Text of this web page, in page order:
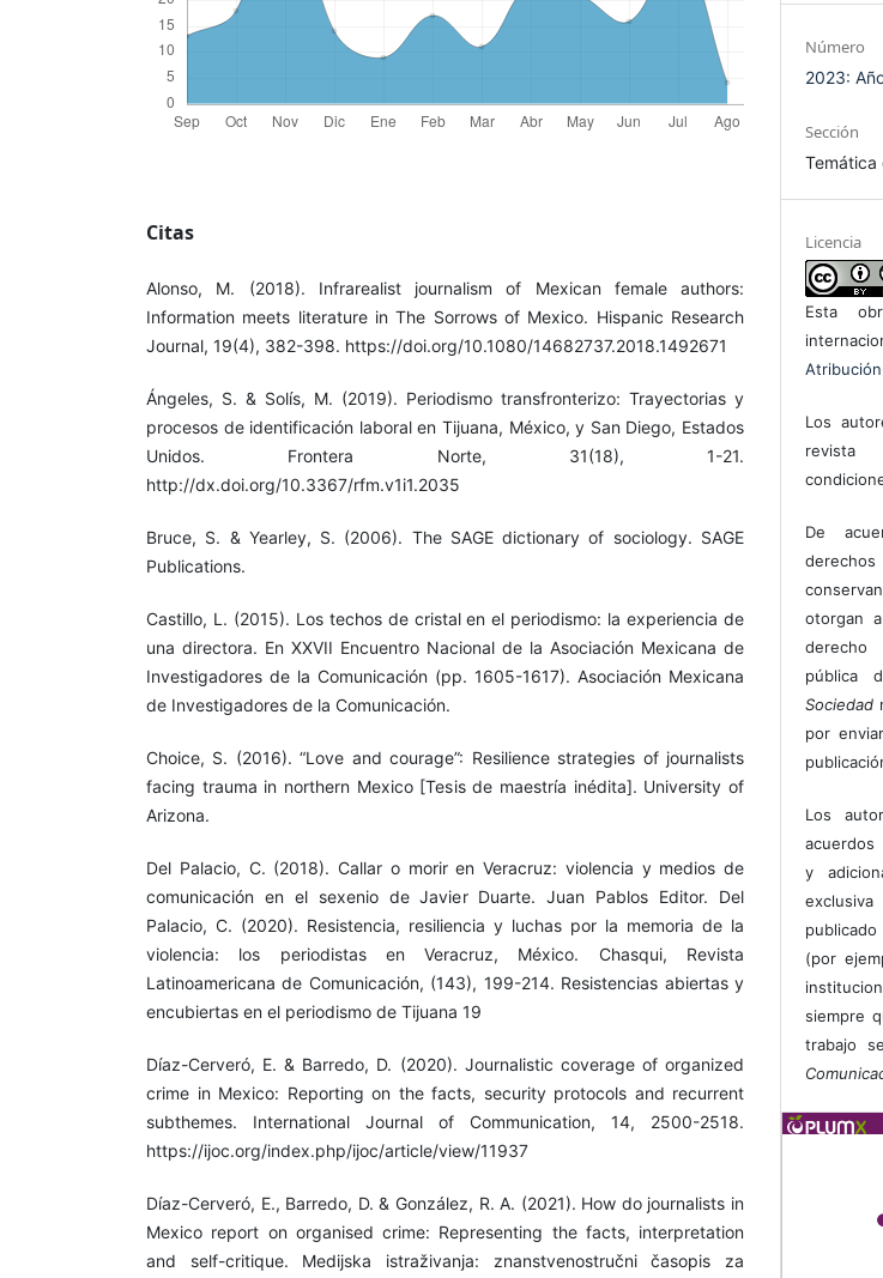
Citas
Alonso, M. (2018). Infrarealist journalism of Mexican female authors:
Information meets literature in The Sorrows of Mexico. Hispanic Research
Journal, 19(4), 382-398. https://doi.org/10.1080/14682737.2018.1492671
Ángeles, S. & Solís, M. (2019). Periodismo transfronterizo: Trayectorias y
procesos de identificación laboral en Tijuana, México, y San Diego, Estados
Unidos. Frontera Norte, 31(18), 1-21.
http://dx.doi.org/10.3367/rfm.v1i1.2035
Bruce, S. & Yearley, S. (2006). The SAGE dictionary of sociology. SAGE
Publications.
Castillo, L. (2015). Los techos de cristal en el periodismo: la experiencia de
una directora. En XXVII Encuentro Nacional de la Asociación Mexicana de
Investigadores de la Comunicación (pp. 1605-1617). Asociación Mexicana
de Investigadores de la Comunicación.
Choice, S. (2016). “Love and courage”: Resilience strategies of journalists
facing trauma in northern Mexico [Tesis de maestría inédita]. University of
Arizona.
Del Palacio, C. (2018). Callar o morir en Veracruz: violencia y medios de
comunicación en el sexenio de Javier Duarte. Juan Pablos Editor. Del
Palacio, C. (2020). Resistencia, resiliencia y luchas por la memoria de la
violencia: los periodistas en Veracruz, México. Chasqui, Revista
Latinoamericana de Comunicación, (143), 199-214. Resistencias abiertas y
encubiertas en el periodismo de Tijuana 19
Díaz-Cerveró, E. & Barredo, D. (2020). Journalistic coverage of organized
crime in Mexico: Reporting on the facts, security protocols and recurrent
subthemes. International Journal of Communication, 14, 2500-2518.
https://ijoc.org/index.php/ijoc/article/view/11937
Díaz-Cerveró, E., Barredo, D. & González, R. A. (2021). How do journalists in
Mexico report on organised crime: Representing the facts, interpretation
and self-critique. Medijska istraživanja: znanstvenostručni časopis za
Número
2023:
Sección
Temática
Licencia
Esta
Los
revista
De
otorgan a
pública
Sociedad
por
Los
acuerdos
y
(por
siempre
trabajo